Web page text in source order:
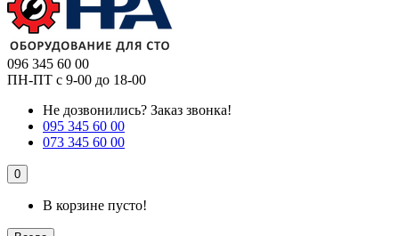
096 345 60 00
ПН-ПТ с 9-00 до 18-00
Не дозвонились? Заказ звонка!
095 345 60 00
073 345 60 00
0
В корзине пусто!